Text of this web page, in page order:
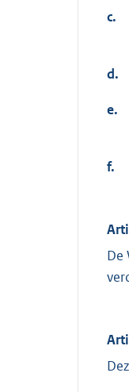
c.
d.
e.
f.
De